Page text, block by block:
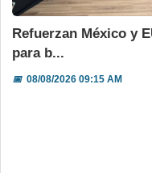
Refuerzan México y
para b...
📅08/08/2026 09:15 AM